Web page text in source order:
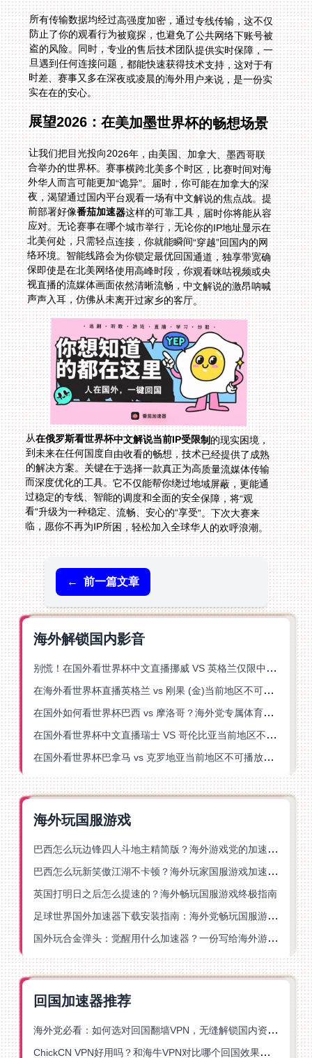
所有传输数据均经过高强度加密，通过专线传输，这不仅
防止了你的观看行为被窥探，也避免了公共网络下账号被
盗的风险。同时，专业的售后技术团队提供实时保障，一
旦遇到任何连接问题，都能快速获得技术支持，这对于有
时差、赛事又多在深夜或凌晨的海外用户来说，是一份实
实在在的安心。
展望2026：在美加墨世界杯的畅想场景
让我们把目光投向2026年，由美国、加拿大、墨西哥联
合举办的世界杯。赛事横跨北美多个时区，比赛时间对海
外华人而言可能更加“诡异”。届时，你可能在加拿大的深
夜，渴望通过国内平台观看一场有中文解说的焦点战。提
前部署好像番茄加速器这样的可靠工具，届时你将能从容
应对。无论赛事在哪个城市举行，无论你的IP地址显示在
北美何处，只需轻点连接，你就能瞬间“穿越”回国内的网
络环境。智能线路会为你锁定最优回国通道，独享带宽确
保即使是在北美网络使用高峰时段，你观看咪咕视频或央
视直播的流媒体画面依然清晰流畅，中文解说的激昂呐喊
声声入耳，仿佛从未离开过家乡的客厅。
从在俄罗斯看世界杯中文解说当前IP受限制的现实困境，
到未来在任何国度自由收看的畅想，技术已经提供了成熟
的解决方案。关键在于选择一款真正为高质量流媒体传输
而深度优化的工具。它不仅能帮你绕过地域屏蔽，更能通
过稳定的专线、智能的调度和全面的安全保障，将“观
看”升级为一种稳定、流畅、安心的“享受”。下次大赛来
临，愿你不再为IP所困，轻松加入全球华人的欢呼浪潮。
← 前一篇文章
海外解锁国内影音
别慌！在国外看世界杯中文直播挪威 VS 英格兰仅限中国大陆？这篇指南帮你搞定
在海外看世界杯直播英格兰 vs 刚果 (金)当前地区不可播放？这篇指南帮你突破所有限制
在国外如何看世界杯巴西 vs 摩洛哥？海外党专属体育观赛指南来了
在国外看世界杯中文直播瑞士 VS 哥伦比亚当前地区不可播放？这篇指南帮你搞定
在国外看世界杯巴拿马 vs 克罗地亚当前地区不可播放？这篇指南帮你轻松解决海外体育直播难题
海外玩国服游戏
巴西怎么玩边锋四人斗地主精简版？海外游戏党的加速器终极选择
巴西怎么玩新笑傲江湖不卡顿？海外玩家国服游戏加速终极指南（附猫和老鼠一梦江湖实测）
英国打明日之后怎么提速的？海外畅玩国服游戏终极指南
足球世界国外加速器下载安装指南：海外党畅玩国服游戏的终极解决方案
国外玩合金弹头：觉醒用什么加速器？一份写给海外游子的畅玩指南
回国加速器推荐
海外党必看：如何选对回国翻墙VPN，无缝解锁国内资源？
ChickCN VPN好用吗？和海牛VPN对比哪个回国效果更好？